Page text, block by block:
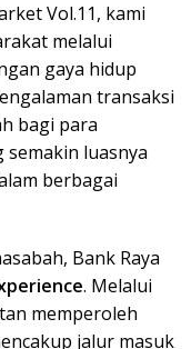
Vol.11, kami
melalui
gaya hidup
transaksi
bagi para
luasnya
berbagai
Bank Raya
. Melalui
memperoleh
jalur masuk